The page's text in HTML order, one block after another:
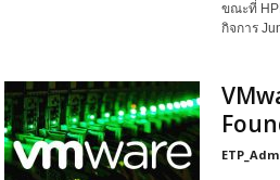
ขณะที่
กิจการ